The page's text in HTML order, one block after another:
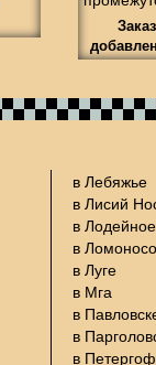
в Лебяжье
в Лисий
в
в
в Луге
в Мга
в
в
в